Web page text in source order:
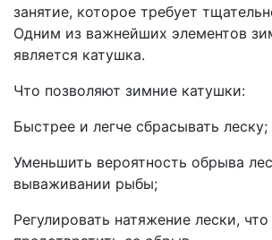
занятие, которое требует
Одним из важнейших элементов
является катушка.
Что позволяют зимние катушки:
Быстрее и легче сбрасывать леску;
Уменьшить вероятность обрыва
вываживании рыбы;
Регулировать натяжение лески,